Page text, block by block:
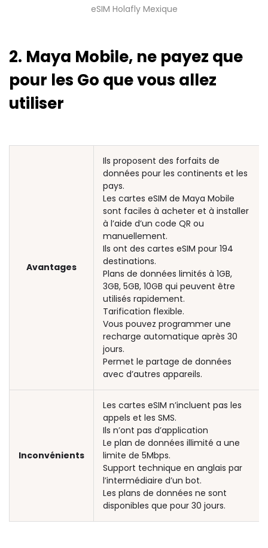
eSIM Holafly Mexique
2. Maya Mobile, ne payez que
pour les Go que vous allez
utiliser
Avantages
Ils proposent des forfaits de
données pour les continents et les
pays.
Les cartes eSIM de Maya Mobile
sont faciles à acheter et à installer
à l’aide d’un code QR ou
manuellement.
Ils ont des cartes eSIM pour 194
destinations.
Plans de données limités à 1GB,
3GB, 5GB, 10GB qui peuvent être
utilisés rapidement.
Tarification flexible.
Vous pouvez programmer une
recharge automatique après 30
jours.
Permet le partage de données
avec d’autres appareils.
Inconvénients
Les cartes eSIM n’incluent pas les
appels et les SMS.
Ils n’ont pas d’application
Le plan de données illimité a une
limite de 5Mbps.
Support technique en anglais par
l’intermédiaire d’un bot.
Les plans de données ne sont
disponibles que pour 30 jours.